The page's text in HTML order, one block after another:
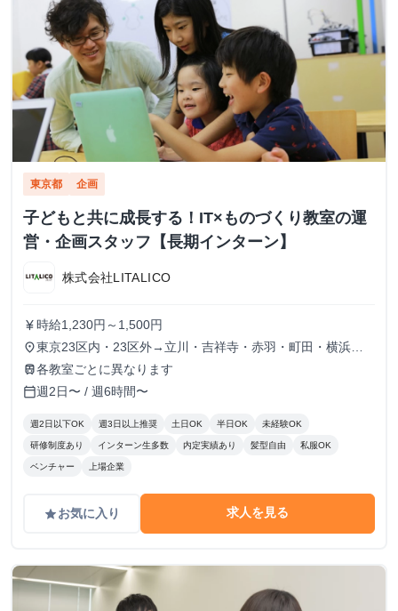
東京都 企画
子どもと共に成長する！IT×ものづくり教室の運
営・企画スタッフ【長期インターン】
株式会社LITALICO
currency_yen 時給1,230円～1,500円
place東京23区内・23区外→立川・吉祥寺・赤羽・町田・横浜・
川崎
train各教室ごとに異なります
calendar_today週2日〜 / 週6時間〜
週2日以下OK 週3日以上推奨 土日OK 半日OK 未経験OK
研修制度あり インターン生多数 内定実績あり 髪型自由 私服OK
ベンチャー 上場企業
gradeお気に入り 求人を見る